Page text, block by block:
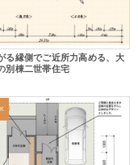
る縁側でご近所力高める、大
別棟二世帯住宅